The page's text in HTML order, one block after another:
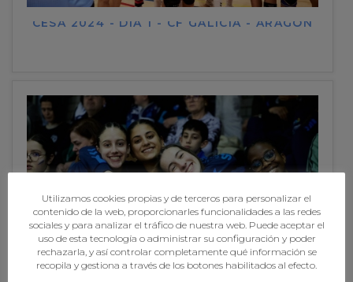
CESA 2024 - DÍA 1 - CF GALICIA - ARAGÓN
CESA 2024 - DÍA 1 - CM GALICIA - CASTELA A
Utilizamos cookies propias y de terceros para personalizar el
contenido de la web, proporcionarles funcionalidades a las redes
sociales y para analizar el tráfico de nuestra web. Puede aceptar el
uso de esta tecnología o administrar su configuración y poder
rechazarla, y así controlar completamente qué información se
recopila y gestiona a través de los botones habilitados al efecto.